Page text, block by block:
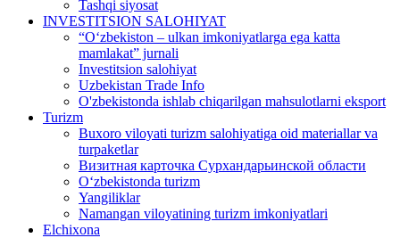
Tashqi siyosat
INVESTITSION SALOHIYAT
“Oʻzbekiston – ulkan imkoniyatlarga ega katta
mamlakat” jurnali
Investitsion salohiyat
Uzbekistan Trade Info
O'zbekistonda ishlab chiqarilgan mahsulotlarni eksport
Turizm
Buxoro viloyati turizm salohiyatiga oid materiallar va
turpaketlar
Визитная карточка Сурхандарьинской области
Oʻzbekistonda turizm
Yangiliklar
Namangan viloyatining turizm imkoniyatlari
Elchixona